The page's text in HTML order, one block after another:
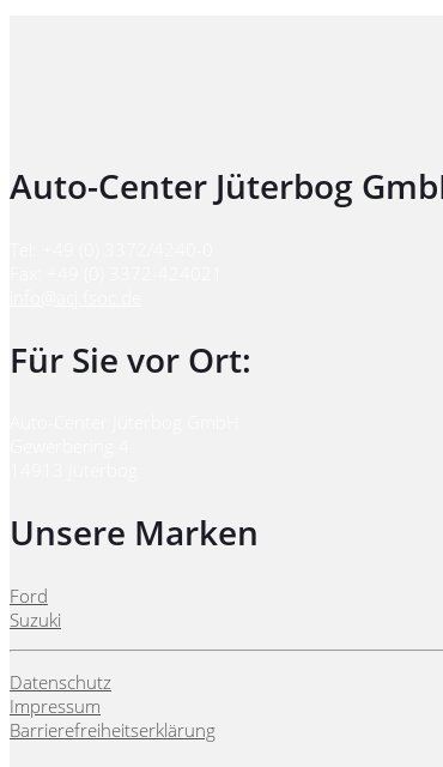
Auto-Center Jüterbog
Für Sie vor Ort:
Unsere Marken
Ford
Suzuki
Datenschutz
Impressum
Barrierefreiheitserklärung